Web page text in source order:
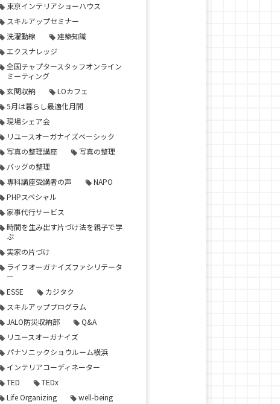
東京インテリアショーハウス
スキルアップセミナー
洗濯動線
建築知識
エクスナレッジ
全国チャプタースタッフオンライン
ミーティング
玄関収納
LOカフェ
5月は暮らし最適化月間
現場シェア会
リユースオーガナイズベーシック
写真の整理講座
写真の整理
バッグの整理
専科講座受講者の声
NAPO
PHPスペシャル
家事代行サービス
時間を生み出す片づけ法を親子で学
ぶ
実家の片づけ
ライフオーガナイズファシリテータ
ー
ESSE
カジタク
スキルアッププログラム
JALO防災収納部
Q&A
リユースオーガナイズ
パナソニックショウルーム横浜
インテリアコーディネーター
TED
TEDx
Life Organizing
well-being